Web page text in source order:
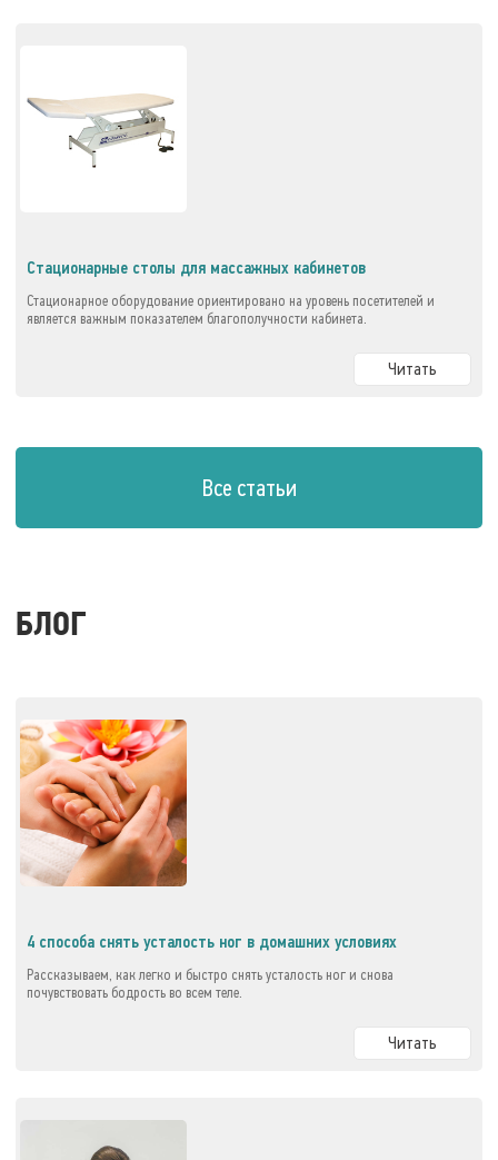
Стационарные столы для массажных кабинетов
Стационарное оборудование ориентировано на уровень посетителей и
является важным показателем благополучности кабинета.
Читать
Все статьи
БЛОГ
4 способа снять усталость ног в домашних условиях
Рассказываем, как легко и быстро снять усталость ног и снова
почувствовать бодрость во всем теле.
Читать